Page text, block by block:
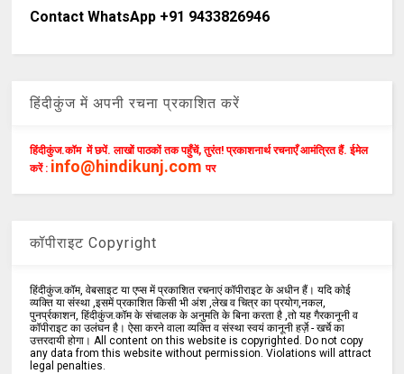
Contact WhatsApp +91 9433826946
हिंदीकुंज में अपनी रचना प्रकाशित करें
हिंदीकुंज.कॉम में छपें. लाखों पाठकों तक पहुँचें, तुरंत! प्रकाशनार्थ रचनाएँ आमंत्रित हैं. ईमेल
करें : info@hindikunj.com पर
कॉपीराइट Copyright
हिंदीकुंज.कॉम, वेबसाइट या एप्स में प्रकाशित रचनाएं कॉपीराइट के अधीन हैं। यदि कोई
व्यक्ति या संस्था ,इसमें प्रकाशित किसी भी अंश ,लेख व चित्र का प्रयोग,नकल,
पुनर्प्रकाशन, हिंदीकुंज.कॉम के संचालक के अनुमति के बिना करता है ,तो यह गैरकानूनी व
कॉपीराइट का उलंघन है। ऐसा करने वाला व्यक्ति व संस्था स्वयं कानूनी हर्ज़े - खर्चे का
उत्तरदायी होगा। All content on this website is copyrighted. Do not copy
any data from this website without permission. Violations will attract
legal penalties.